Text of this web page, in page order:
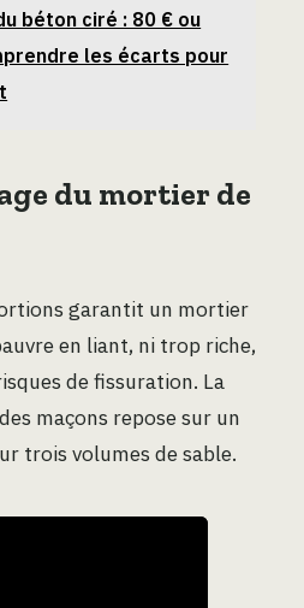
béton ciré : 80 € ou
les écarts pour
du mortier de
garantit un mortier
en liant, ni trop riche,
de fissuration. La
maçons repose sur un
trois volumes de sable.